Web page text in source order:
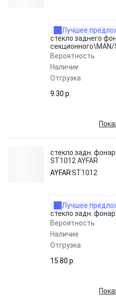
Лучшее
стекло заднего
секционного\MAN/
Вероятность
Наличие
Отгрузка
9.30 p.
стекло задн.
ST1012 AYFAR
AYFARST1012
Лучшее
стекло задн.
Вероятность
Наличие
Отгрузка
15.80 p.